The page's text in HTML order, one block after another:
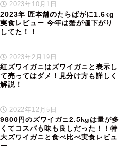
2023年10月1日
2023年 匠本舗のたらばがに1.6kg
実食レビュー 今年は蟹が値下がり
してた！！
2023年2月19日
紅ズワイガニはズワイガニと表示し
て売ってはダメ！見分け方も詳しく
解説！
2022年12月5日
9800円のズワイガニ2.5kgは量が多
くてコスパも味も良しだった！！特
大ズワイガニと食べ比べ実食レビュ
ー